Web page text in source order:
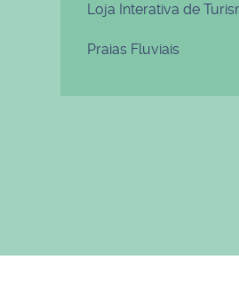
Loja Interativa de
Praias Fluviais